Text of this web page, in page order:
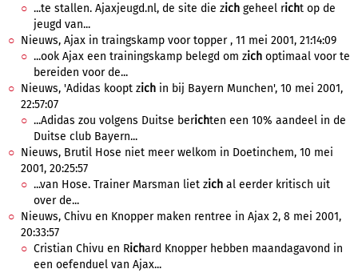
...te stallen. Ajaxjeugd.nl, de site die zich geheel richt op de
jeugd van...
Nieuws, Ajax in traingskamp voor topper , 11 mei 2001, 21:14:09
...ook Ajax een trainingskamp belegd om zich optimaal voor te
bereiden voor de...
Nieuws, 'Adidas koopt zich in bij Bayern Munchen', 10 mei 2001,
22:57:07
...Adidas zou volgens Duitse berichten een 10% aandeel in de
Duitse club Bayern...
Nieuws, Brutil Hose niet meer welkom in Doetinchem, 10 mei
2001, 20:25:57
...van Hose. Trainer Marsman liet zich al eerder kritisch uit
over de...
Nieuws, Chivu en Knopper maken rentree in Ajax 2, 8 mei 2001,
20:33:57
Cristian Chivu en Richard Knopper hebben maandagavond in
een oefenduel van Ajax...